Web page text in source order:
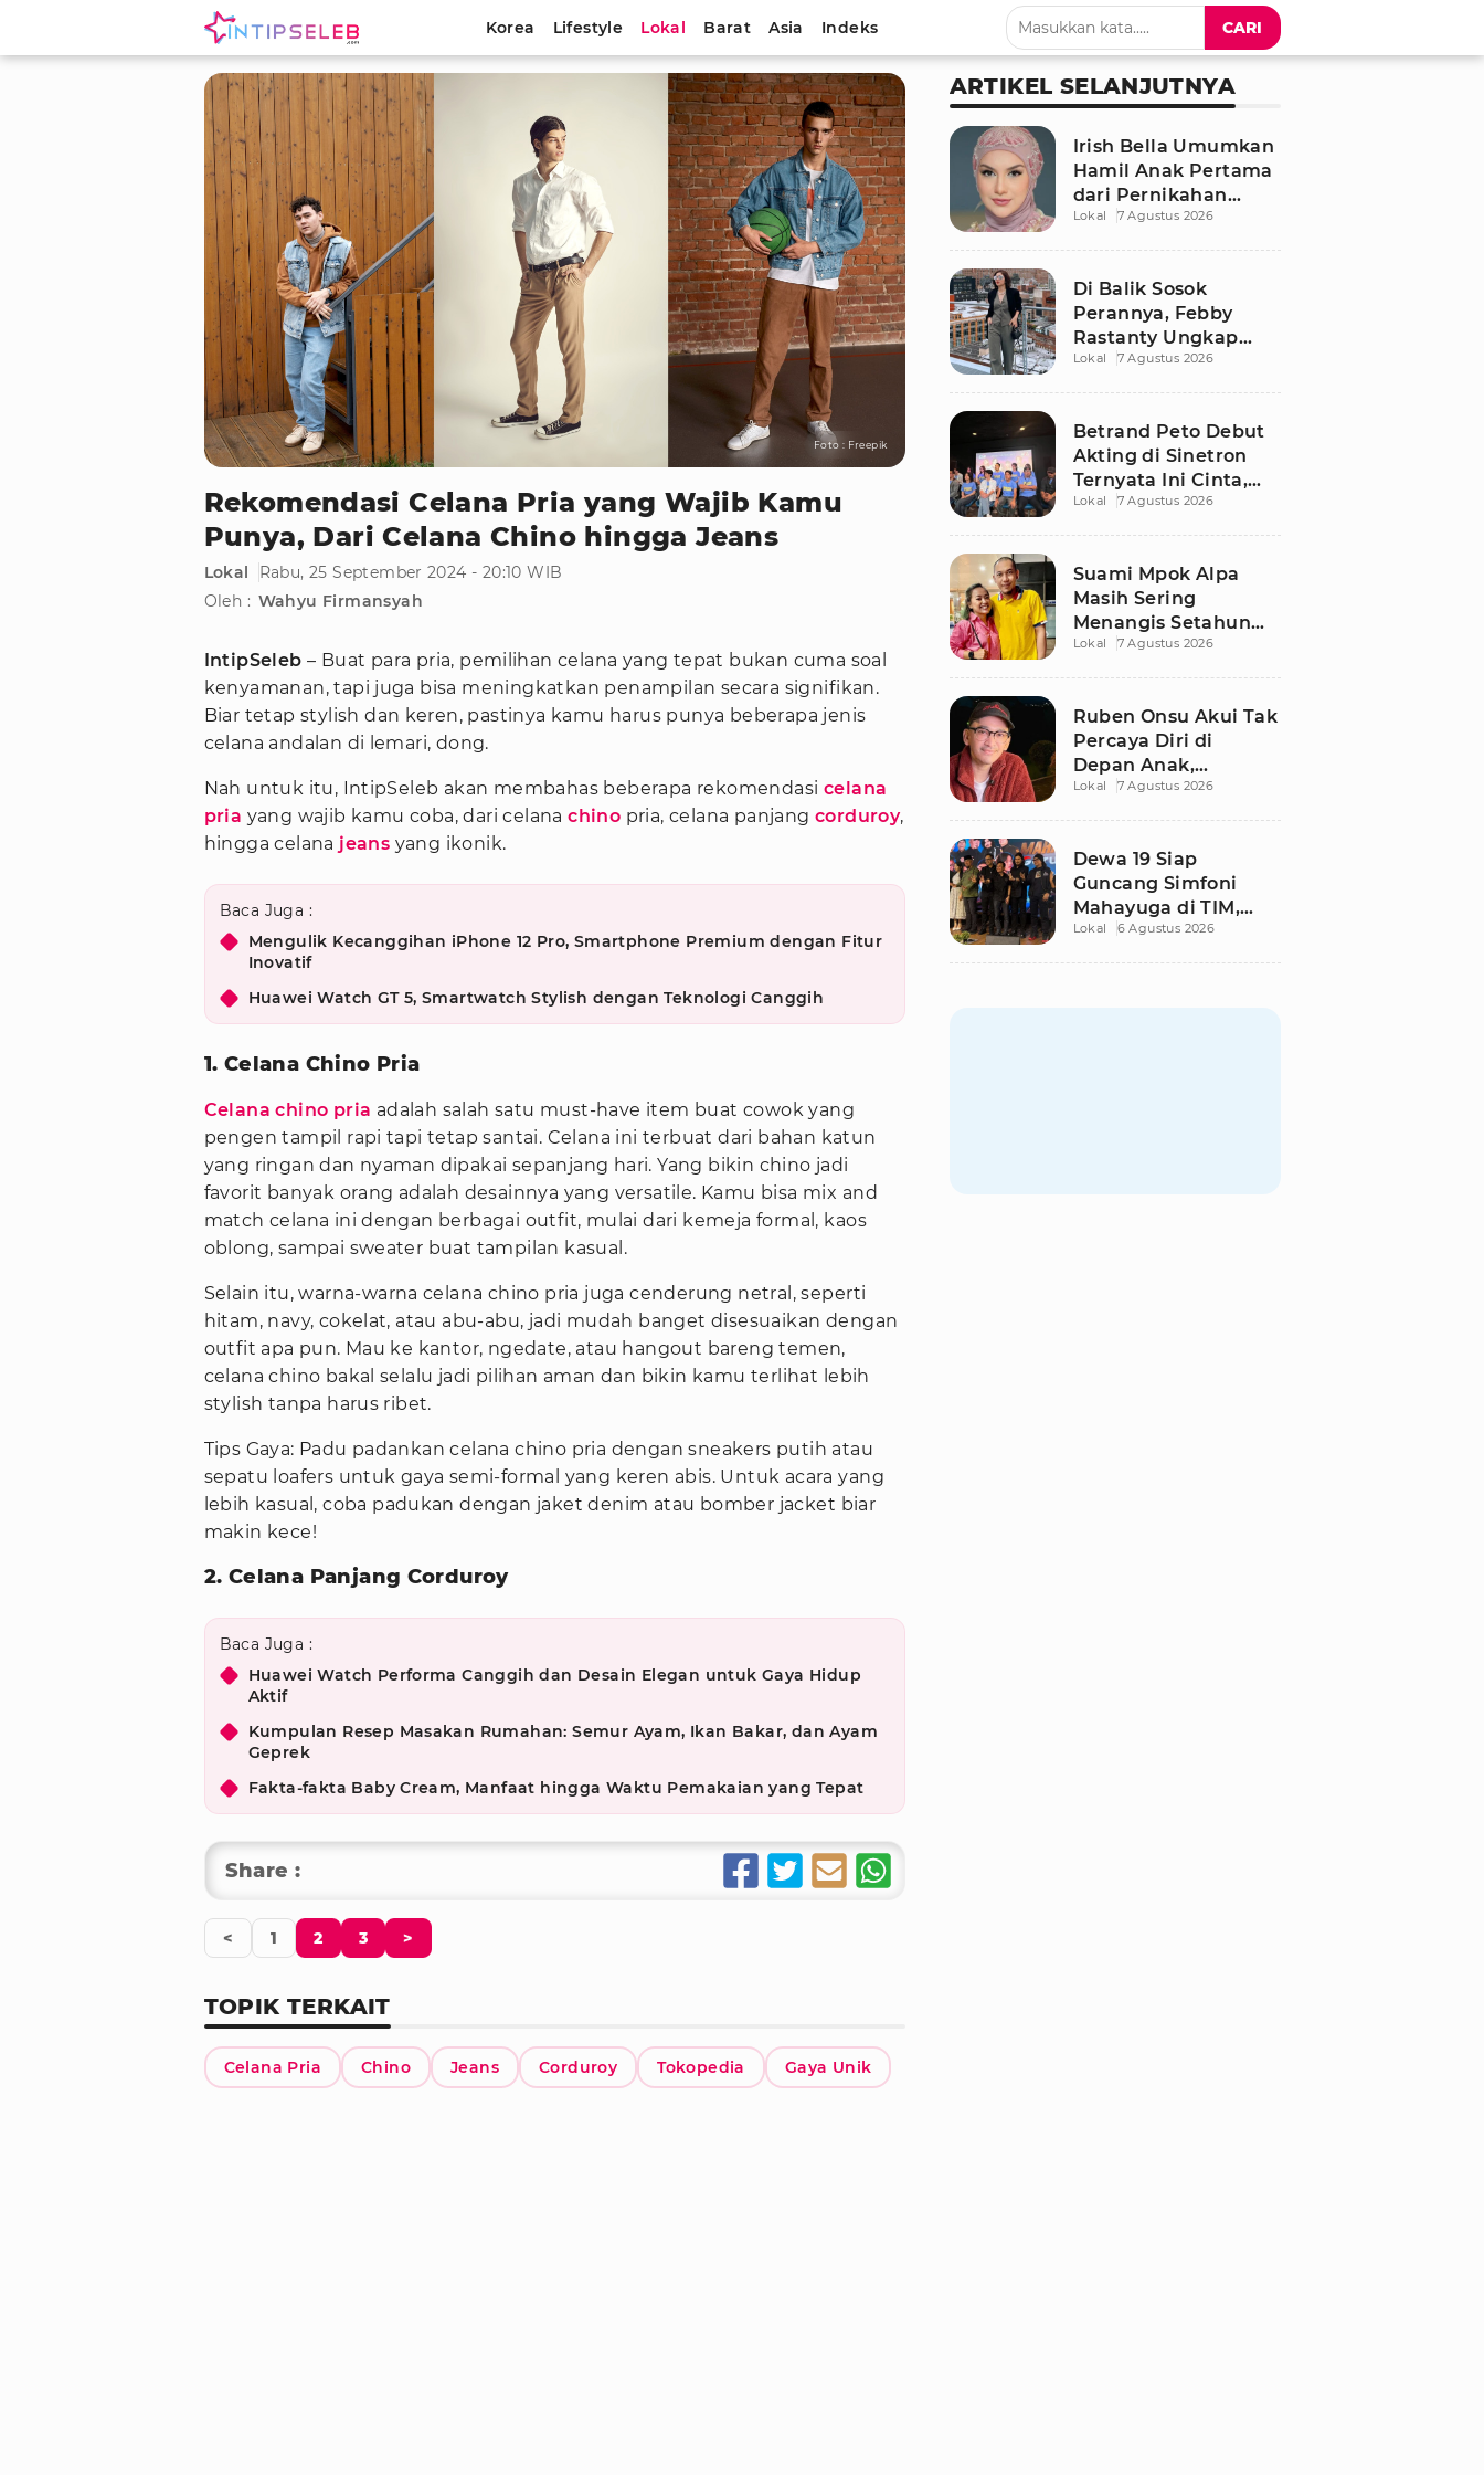
Korea Lifestyle Lokal Barat Asia Indeks CARI
Foto : Freepik
Rekomendasi Celana Pria yang Wajib Kamu
Punya, Dari Celana Chino hingga Jeans
Lokal
Rabu, 25 September 2024 - 20:10 WIB
Oleh : Wahyu Firmansyah
IntipSeleb – Buat para pria, pemilihan celana yang tepat bukan cuma soal
kenyamanan, tapi juga bisa meningkatkan penampilan secara signifikan.
Biar tetap stylish dan keren, pastinya kamu harus punya beberapa jenis
celana andalan di lemari, dong.
Nah untuk itu, IntipSeleb akan membahas beberapa rekomendasi celana
pria yang wajib kamu coba, dari celanachino pria, celana panjang corduroy,
hingga celana jeans yang ikonik.
Baca Juga :
Mengulik Kecanggihan iPhone 12 Pro, Smartphone Premium dengan Fitur
Inovatif
Huawei Watch GT 5, Smartwatch Stylish dengan Teknologi Canggih
1. Celana Chino Pria
Celana chino pria adalah salah satu must-have item buat cowok yang
pengen tampil rapi tapi tetap santai. Celana ini terbuat dari bahan katun
yang ringan dan nyaman dipakai sepanjang hari. Yang bikin chino jadi
favorit banyak orang adalah desainnya yang versatile. Kamu bisa mix and
match celana ini dengan berbagai outfit, mulai dari kemeja formal, kaos
oblong, sampai sweater buat tampilan kasual.
Selain itu, warna-warna celana chino pria juga cenderung netral, seperti
hitam, navy, cokelat, atau abu-abu, jadi mudah banget disesuaikan dengan
outfit apa pun. Mau ke kantor, ngedate, atau hangout bareng temen,
celana chino bakal selalu jadi pilihan aman dan bikin kamu terlihat lebih
stylish tanpa harus ribet.
Tips Gaya: Padu padankan celana chino pria dengan sneakers putih atau
sepatu loafers untuk gaya semi-formal yang keren abis. Untuk acara yang
lebih kasual, coba padukan dengan jaket denim atau bomber jacket biar
makin kece!
2. Celana Panjang Corduroy
Baca Juga :
Huawei Watch Performa Canggih dan Desain Elegan untuk Gaya Hidup
Aktif
Kumpulan Resep Masakan Rumahan: Semur Ayam, Ikan Bakar, dan Ayam
Geprek
Fakta-fakta Baby Cream, Manfaat hingga Waktu Pemakaian yang Tepat
Share :
< 1 2 3 >
TOPIK TERKAIT
Celana Pria Chino Jeans Corduroy Tokopedia Gaya Unik
ARTIKEL SELANJUTNYA
Irish Bella Umumkan
Hamil Anak Pertama
dari Pernikahan
dengan Haldy Sabri
Lokal 7 Agustus 2026
Di Balik Sosok
Perannya, Febby
Rastanty Ungkap
Luka Masa Kecil yang
Lokal 7 Agustus 2026
Betrand Peto Debut
Akting di Sinetron
Ternyata Ini Cinta,
Ngaku Keluar dari
Lokal 7 Agustus 2026
Suami Mpok Alpa
Masih Sering
Menangis Setahun
Setelah Kepergian
Lokal 7 Agustus 2026
Ruben Onsu Akui Tak
Percaya Diri di
Depan Anak,
Singgung Polemik
Lokal 7 Agustus 2026
Dewa 19 Siap
Guncang Simfoni
Mahayuga di TIM,
Bawakan Lagu
Lokal 6 Agustus 2026